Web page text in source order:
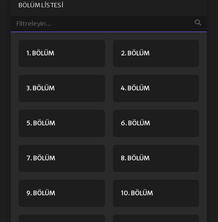
BÖLÜM LISTESI
1. BÖLÜM 2. BÖLÜM
3. BÖLÜM 4. BÖLÜM
5. BÖLÜM 6. BÖLÜM
7. BÖLÜM 8. BÖLÜM
9. BÖLÜM 10. BÖLÜM